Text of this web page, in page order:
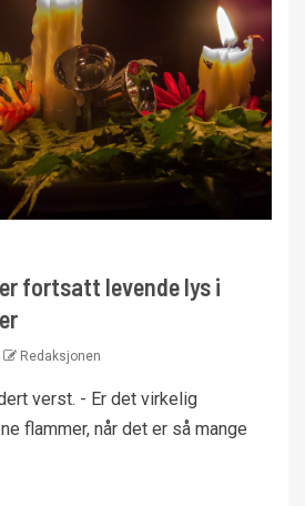
fortsatt levende lys i
Redaksjonen
verst. - Er det virkelig
flammer, når det er så mange